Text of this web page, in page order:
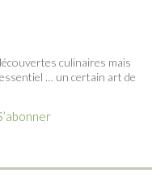
culinaires mais
… un certain art de